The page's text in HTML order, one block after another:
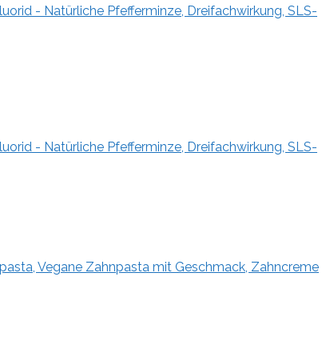
- Natürliche Pfefferminze, Dreifachwirkung, SLS-
- Natürliche Pfefferminze, Dreifachwirkung, SLS-
Vegane Zahnpasta mit Geschmack, Zahncreme